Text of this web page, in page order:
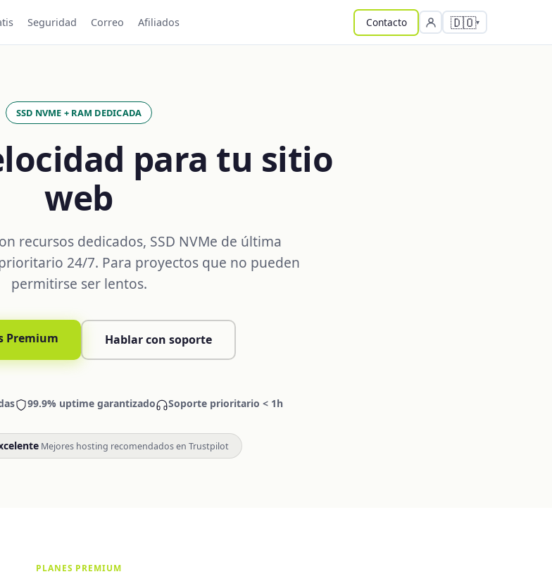
Seguridad Correo Afiliados Contacto 🇩🇴
SSD NVME + RAM DEDICADA
para tu sitio
web
recursos dedicados, SSD NVMe de última
24/7. Para proyectos que no pueden
permitirse ser lentos.
Premium Hablar con soporte
99.9% uptime garantizado Soporte prioritario < 1h
Mejores hosting recomendados en Trustpilot
PLANES PREMIUM